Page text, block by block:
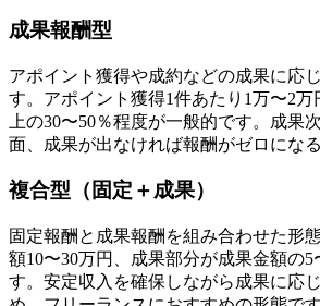
成果報酬型
アポイント獲得や成約などの成果に応
す。アポイント獲得1件あたり1万〜2
上の30〜50％程度が一般的です。成果
面、成果が出なければ報酬がゼロにな
複合型（固定＋成果）
固定報酬と成果報酬を組み合わせた形
額10〜30万円、成果部分が成果金額の
す。安定収入を確保しながら成果に応